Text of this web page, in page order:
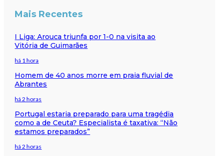
Mais Recentes
I Liga: Arouca triunfa por 1-0 na visita ao
Vitória de Guimarães
há 1 hora
Homem de 40 anos morre em praia fluvial de
Abrantes
há 2 horas
Portugal estaria preparado para uma tragédia
como a de Ceuta? Especialista é taxativa: “Não
estamos preparados”
há 2 horas